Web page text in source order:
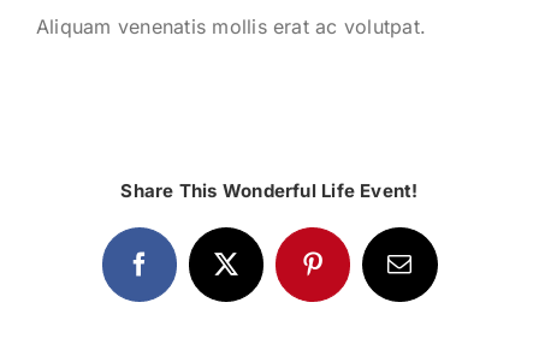
Aliquam venenatis mollis erat ac volutpat.
Share This Wonderful Life Event!
FacebookTwitter PinterestE-
Mail